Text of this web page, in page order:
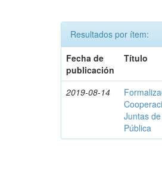
Resultados por ítem:
Fecha de
publicación
Título
2019-08-14
Juntas
Pública